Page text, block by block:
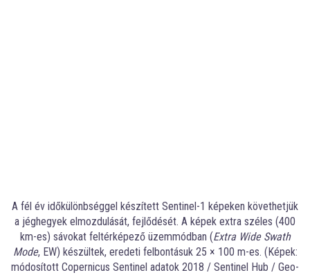
A fél év időkülönbséggel készített Sentinel-1 képeken követhetjük
a jéghegyek elmozdulását, fejlődését. A képek extra széles (400
km-es) sávokat feltérképező üzemmódban (Extra Wide Swath
Mode, EW) készültek, eredeti felbontásuk 25 × 100 m-es. (Képek:
módosított Copernicus Sentinel adatok 2018 / Sentinel Hub / Geo-